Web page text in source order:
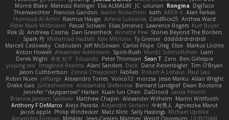
Mornè Blake Mateusz Relinger Elia ALMALIKI JC uiiunan Rongina DigiTaco
Thierwaechter Francois Gandon Aaron Mceachern kath AREA 6 Alan Farkas
Humoud Al-Amiri Rasmus Hauge Arlene Lukkarila ColdRice25 Anthea Ward
Peter Mark Wittmann Pascal Scrivani Elias Jimenez Lawrence Rogers Kurt Boyer
Risk 📀 Andreea Cosma Dan Greenheck Annette Pew Stories Beyond The Borders
Spark PJ Mohamad Hadlah Kyle Mitrione Ty Grenier dddddrdrdrdrdr
Marcell Ceslowsky Cedoulain Jeff McGowan Carlos Filipe Oleg Elsie Markus Löchte
Anton Howell Alexander Adelmann Spirit-Rush Moritz Schmidtchen Liam
Derek Wight 幸史 松下 Eduardo Peter Thomson Sean T Zero Ben Gillespie
yuijung seo
Imagined Realms Alani Sanders Deck Dane Reisenbigler Tim O'Bryan
Jason Cuthbertson Zerina Cmajcanin FabFab Robert A Lohaus Paul Lau
Robin Nuen jeffsarge Alexandro Torres Volico72 morzsa Jesse Marku Allan Wright
Drake Gao Julileeheehee Aleksandra Stefanova Bernard Landgraf Daan Bootsma
Jennifer "daysparrow" Harlan Kuan lun Chen DaDrood Laura Pesenti
Brianna Janssen Saldivar Matthew Chapin Alexander Wilhelm Martin Wittfooth
Anthony F DeMarco Alejo Parada Alejandro Soriano 中村秀人
Agnieszka Marut
Jacob apple Philip Windecker Matz Klint Sally Hastings Michael Updike